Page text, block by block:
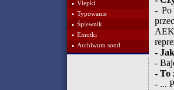
Vlepki
Typowanie
Śpiewnik
Emotki
Archiwum sond
- Po
-
-
- To
- ...